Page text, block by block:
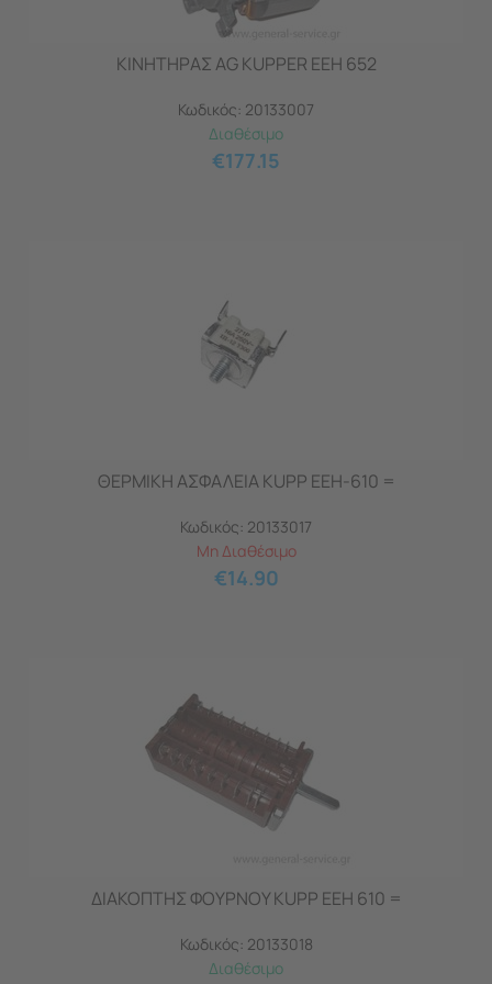
ΚΙΝΗΤΗΡΑΣ AG KUPPER EEH 652
Κωδικός: 20133007
Διαθέσιμο
€177.15
ΘΕΡΜΙΚΗ ΑΣΦΑΛΕΙΑ KUPP EEH-610 =
Κωδικός: 20133017
Μη Διαθέσιμο
€14.90
ΔΙΑΚΟΠΤΗΣ ΦΟΥΡΝΟΥ KUPP EEH 610 =
Κωδικός: 20133018
Διαθέσιμο